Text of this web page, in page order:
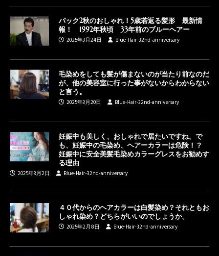
パック2秋のおしゃれ！5歳若返る髪形 最新情
報！ 1992年秋頃 33年前のブルーヘアー
2025年3月24日
Blue-Hair-32nd-anniversary
毛染めをしても髪が傷まないのが当たり前なのだ
が、他の美容室に行った事がないからわからない
と言う。
2025年3月20日
Blue-Hair-32nd-anniversary
妊娠中も美しく、おしゃれで居たいですね。で
も、妊娠中の毛染め、ヘアーカラーは危険！？
妊娠中に安全美髪毛染めカラーグレスをお勧めす
る理由
2025年3月2日
Blue-Hair-32nd-anniversary
４０代からのヘアカラーは白髪染め？それともお
しゃれ染め？どちらがいいのでしょうか。
2025年2月8日
Blue-Hair-32nd-anniversary